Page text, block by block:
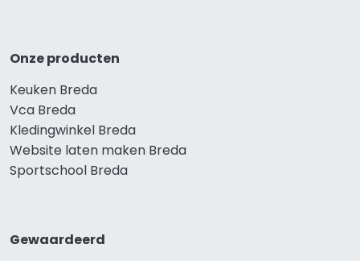
Onze producten
Keuken Breda
Vca Breda
Kledingwinkel Breda
Website laten maken Breda
Sportschool Breda
Gewaardeerd